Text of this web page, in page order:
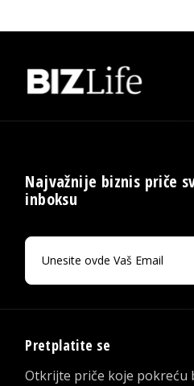
Najvažnije biznis priče
inboksu
Pretplatite se
Otkrijte priče koje pokreću